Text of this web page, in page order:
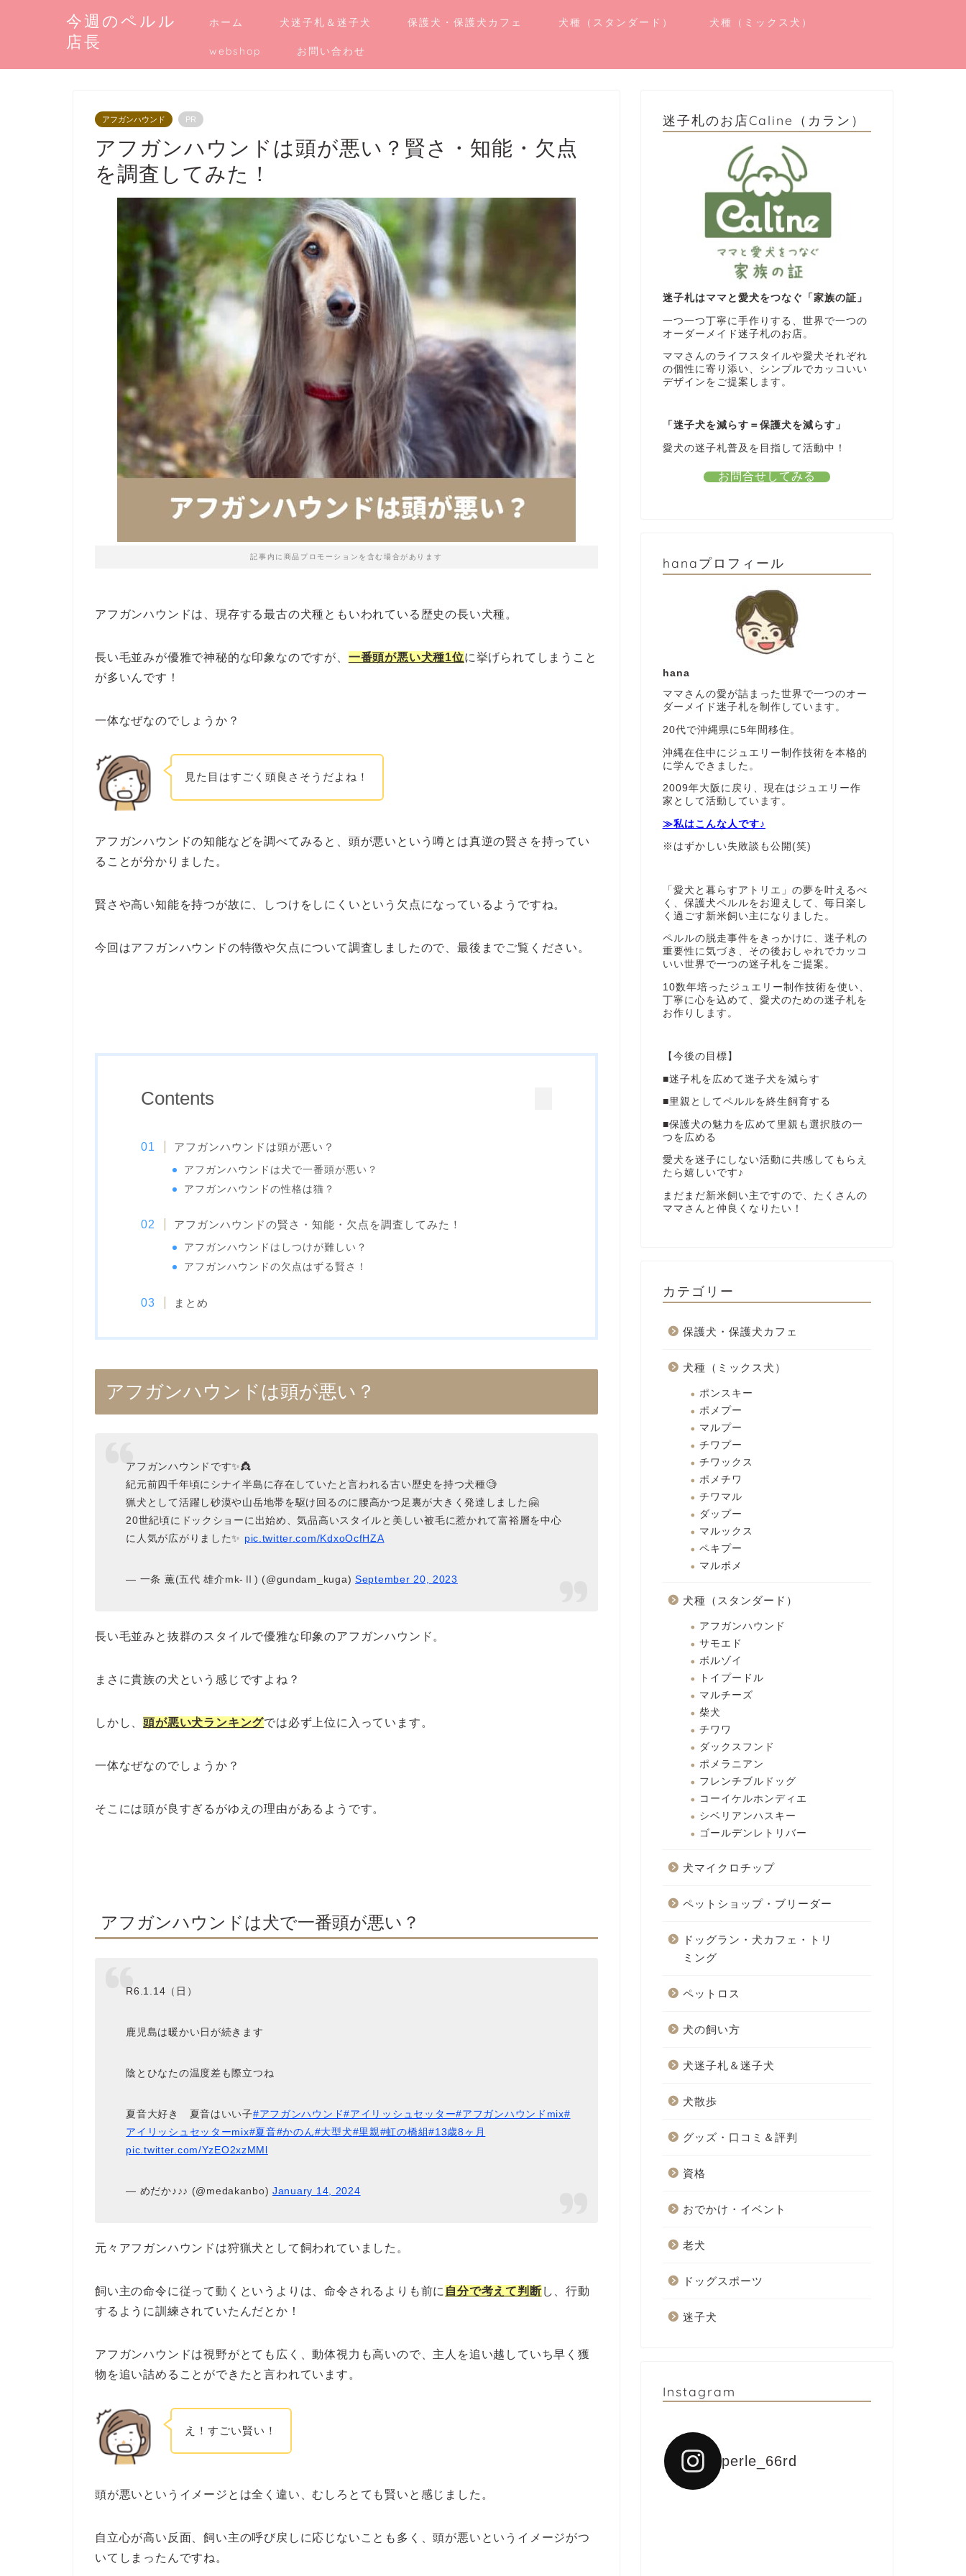
今週のペルル
店長
ホーム 犬迷子札＆迷子犬 保護犬・保護犬カフェ 犬種（スタンダード） 犬種（ミックス犬）
webshop お問い合わせ
アフガンハウンド PR
アフガンハウンドは頭が悪い？賢さ・知能・欠点
を調査してみた！
記事内に商品プロモーションを含む場合があります
アフガンハウンドは、現存する最古の犬種ともいわれている歴史の長い犬種。
長い毛並みが優雅で神秘的な印象なのですが、 一番頭が悪い犬種1位に挙げられてしまうこと
が多いんです！
一体なぜなのでしょうか？
見た目はすごく頭良さそうだよね！
アフガンハウンドの知能などを調べてみると、頭が悪いという噂とは真逆の賢さを持ってい
ることが分かりました。
賢さや高い知能を持つが故に、しつけをしにくいという欠点になっているようですね。
今回はアフガンハウンドの特徴や欠点について調査しましたので、最後までご覧ください。
Contents
アフガンハウンドは頭が悪い？
アフガンハウンドは犬で一番頭が悪い？
アフガンハウンドの性格は猫？
アフガンハウンドの賢さ・知能・欠点を調査してみた！
アフガンハウンドはしつけが難しい？
アフガンハウンドの欠点はずる賢さ！
まとめ
アフガンハウンドは頭が悪い？
アフガンハウンドです✨👸
紀元前四千年頃にシナイ半島に存在していたと言われる古い歴史を持つ犬種🧐
猟犬として活躍し砂漠や山岳地帯を駆け回るのに腰高かつ足裏が大きく発達しました🤗
20世紀頃にドックショーに出始め、気品高いスタイルと美しい被毛に惹かれて富裕層を中心
に人気が広がりました✨ pic.twitter.com/KdxoOcfHZA
— 一条 薫(五代 雄介mk-Ⅱ) (@gundam_kuga) September 20, 2023
長い毛並みと抜群のスタイルで優雅な印象のアフガンハウンド。
まさに貴族の犬という感じですよね？
しかし、頭が悪い犬ランキングでは必ず上位に入っています。
一体なぜなのでしょうか？
そこには頭が良すぎるがゆえの理由があるようです。
アフガンハウンドは犬で一番頭が悪い？
R6.1.14（日）
鹿児島は暖かい日が続きます
陰とひなたの温度差も際立つね
夏音大好き 夏音はいい子#アフガンハウンド#アイリッシュセッター#アフガンハウンドmix#
アイリッシュセッターmix#夏音#かのん#大型犬#里親#虹の橋組#13歳8ヶ月
pic.twitter.com/YzEO2xzMMl
— めだか♪♪♪ (@medakanbo)January 14, 2024
元々アフガンハウンドは狩猟犬として飼われていました。
飼い主の命令に従って動くというよりは、命令されるよりも前に 自分で考えて判断 し、行動
するように訓練されていたんだとか！
アフガンハウンドは視野がとても広く、動体視力も高いので、主人を追い越していち早く獲
物を追い詰めることができたと言われています。
え！すごい賢い！
頭が悪いというイメージとは全く違い、むしろとても賢いと感じました。
自立心が高い反面、飼い主の呼び戻しに応じないことも多く、頭が悪いというイメージがつ
いてしまったんですね。
迷子札のお店Caline（カラン）
迷子札はママと愛犬をつなぐ「家族の証」
一つ一つ丁寧に手作りする、世界で一つの
オーダーメイド迷子札のお店。
ママさんのライフスタイルや愛犬それぞれ
の個性に寄り添い、シンプルでカッコいい
デザインをご提案します。
「迷子犬を減らす＝保護犬を減らす」
愛犬の迷子札普及を目指して活動中！
お問合せしてみる
hanaプロフィール
hana
ママさんの愛が詰まった世界で一つのオー
ダーメイド迷子札を制作しています。
20代で沖縄県に5年間移住。
沖縄在住中にジュエリー制作技術を本格的
に学んできました。
2009年大阪に戻り、現在はジュエリー作
家として活動しています。
≫私はこんな人です♪
※はずかしい失敗談も公開(笑)
「愛犬と暮らすアトリエ」の夢を叶えるべ
く、保護犬ペルルをお迎えして、毎日楽し
く過ごす新米飼い主になりました。
ペルルの脱走事件をきっかけに、迷子札の
重要性に気づき、その後おしゃれでカッコ
いい世界で一つの迷子札をご提案。
10数年培ったジュエリー制作技術を使い、
丁寧に心を込めて、愛犬のための迷子札を
お作りします。
【今後の目標】
■迷子札を広めて迷子犬を減らす
■里親としてペルルを終生飼育する
■保護犬の魅力を広めて里親も選択肢の一
つを広める
愛犬を迷子にしない活動に共感してもらえ
たら嬉しいです♪
まだまだ新米飼い主ですので、たくさんの
ママさんと仲良くなりたい！
カテゴリー
保護犬・保護犬カフェ
犬種（ミックス犬）
ポンスキー
ポメプー
マルプー
チワプー
チワックス
ポメチワ
チワマル
ダップー
マルックス
ペキプー
マルポメ
犬種（スタンダード）
アフガンハウンド
サモエド
ボルゾイ
トイプードル
マルチーズ
柴犬
チワワ
ダックスフンド
ポメラニアン
フレンチブルドッグ
コーイケルホンディエ
シベリアンハスキー
ゴールデンレトリバー
犬マイクロチップ
ペットショップ・ブリーダー
ドッグラン・犬カフェ・トリ
ミング
ペットロス
犬の飼い方
犬迷子札＆迷子犬
犬散歩
グッズ・口コミ＆評判
資格
おでかけ・イベント
老犬
ドッグスポーツ
迷子犬
Instagram
perle_66rd